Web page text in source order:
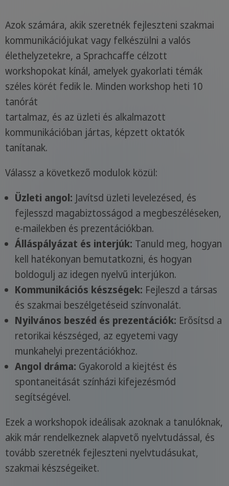
Azok számára, akik szeretnék fejleszteni szakmai
kommunikációjukat vagy felkészülni a valós
élethelyzetekre, a Sprachcaffe célzott
workshopokat kínál, amelyek gyakorlati témák
széles körét fedik le. Minden workshop heti 10
tanórát
tartalmaz, és az üzleti és alkalmazott
kommunikációban jártas, képzett oktatók
tanítanak.
Válassz a következő modulok közül:
Üzleti angol: Javítsd üzleti levelezésed, és
fejlesszd magabiztosságod a megbeszéléseken,
e-mailekben és prezentációkban.
Álláspályázat és interjúk: Tanuld meg, hogyan
kell hatékonyan bemutatkozni, és hogyan
boldogulj az idegen nyelvű interjúkon.
Kommunikációs készségek: Fejleszd a társas
és szakmai beszélgetéseid színvonalát.
Nyilvános beszéd és prezentációk: Erősítsd a
retorikai készséged, az egyetemi vagy
munkahelyi prezentációkhoz.
Angol dráma: Gyakorold a kiejtést és
spontaneitását színházi kifejezésmód
segítségével.
Ezek a workshopok ideálisak azoknak a tanulóknak,
akik már rendelkeznek alapvető nyelvtudással, és
tovább szeretnék fejleszteni nyelvtudásukat,
szakmai készségeiket.